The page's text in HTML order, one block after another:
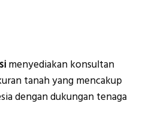
menyediakan konsultan
tanah yang mencakup
dengan dukungan tenaga